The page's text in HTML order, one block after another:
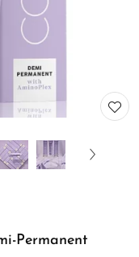
Permanent